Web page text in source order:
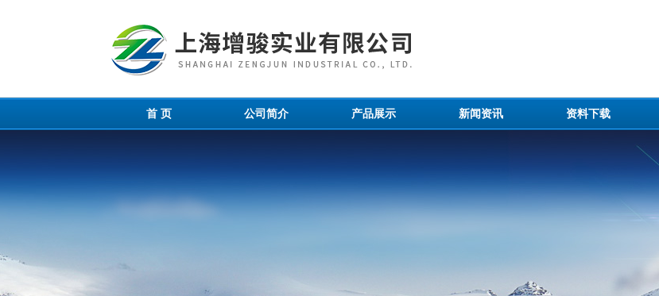
首 页 公司简介 产品展示 新闻资讯 资料下载